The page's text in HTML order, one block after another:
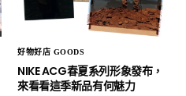
好物好店 GOODS
NIKE ACG春夏系列形象發布，
來看看這季新品有何魅力